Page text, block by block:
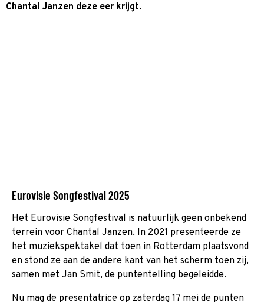
Chantal Janzen deze eer krijgt.
Eurovisie Songfestival 2025
Het Eurovisie Songfestival is natuurlijk geen onbekend
terrein voor Chantal Janzen. In 2021 presenteerde ze
het muziekspektakel dat toen in Rotterdam plaatsvond
en stond ze aan de andere kant van het scherm toen zij,
samen met Jan Smit, de puntentelling begeleidde.
Nu mag de presentatrice op zaterdag 17 mei de punten